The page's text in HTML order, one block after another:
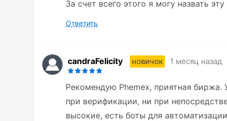
За счет всего этого я могу назвать
Ответить
candraFelicity новичок 1 месяц назад
Рекомендую Phemex, приятная
при верификации, ни при
высокие, есть боты для